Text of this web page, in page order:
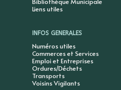
Liens utiles
INFOS GENERALES
Numéros utiles
Commerces et Services
Emploi et Entreprises
Ordures/Déchets
Transports
Voisins Vigilants